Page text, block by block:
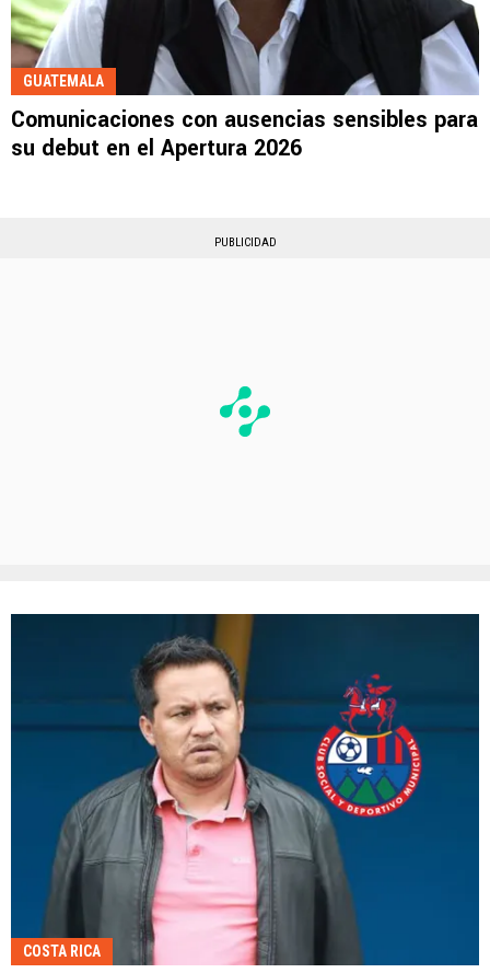
GUATEMALA
Comunicaciones con ausencias sensibles para
su debut en el Apertura 2026
PUBLICIDAD
COSTA RICA